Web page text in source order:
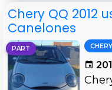
Chery QQ 2012
Canelones
PART CHERY